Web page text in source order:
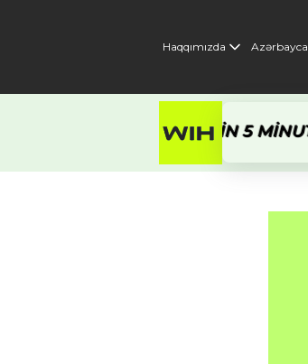
Haqqımızda
A RESPONSE WITHIN 5 MINUTES